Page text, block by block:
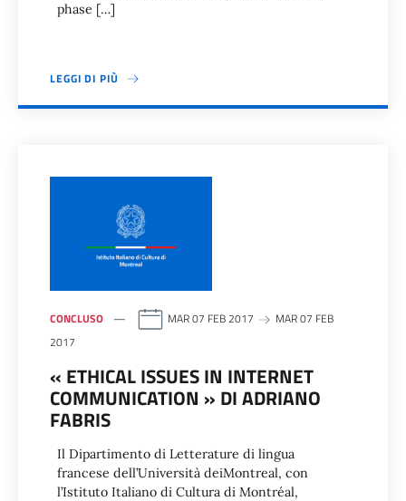
phase […]
LEGGI DI PIÙ
CONCLUSO MAR 07 FEB 2017
MAR 07 FEB
2017
« ETHICAL ISSUES IN INTERNET
COMMUNICATION » DI ADRIANO
FABRIS
Il Dipartimento di Letterature di lingua
francese dell’Università deiMontreal, con
l’Istituto Italiano di Cultura di Montréal,